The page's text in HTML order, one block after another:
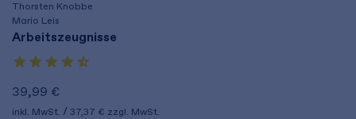
Thorsten Knobbe
Mario Leis
Arbeitszeugnisse
39,99 €
inkl. MwSt. 37,37 € zzgl. MwSt.